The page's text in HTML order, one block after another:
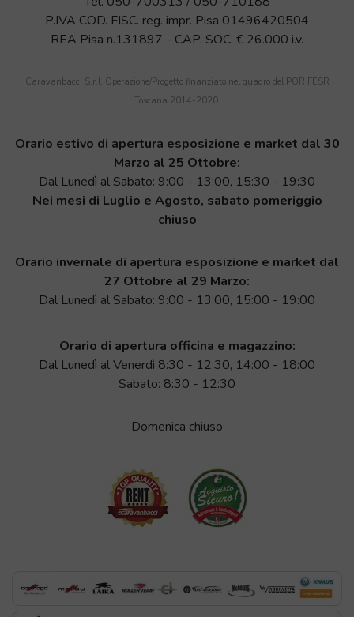
P.IVA COD. FISC. reg. impr. Pisa 01496420504
REA Pisa n.131897 - CAP. SOC. € 26.000 i.v.
Caravanbacci S.r.l. Operazione/Progetto finanziato nel quadro del POR FESR
Toscana 2014-2020.
Orario estivo di apertura esposizione e market dal 30
Marzo al 25 Ottobre:
Dal Lunedì al Sabato: 9:00 - 13:00, 15:30 - 19:30
Nei mesi di Luglio e Agosto, sabato pomeriggio
chiuso
Orario invernale di apertura esposizione e market dal
27 Ottobre al 29 Marzo:
Dal Lunedì al Sabato: 9:00 - 13:00, 15:00 - 19:00
Orario di apertura officina e magazzino:
Dal Lunedì al Venerdì 8:30 - 12:30, 14:00 - 18:00
Sabato: 8:30 - 12:30
Domenica chiuso